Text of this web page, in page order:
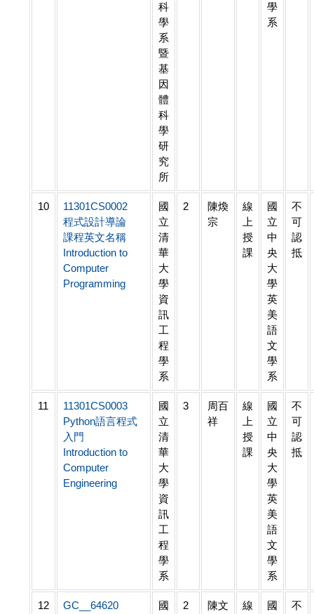
科
學
系
暨
基
因
體
科
學
研
究
所
學
系
10
11301CS0002
程式設計導論
課程英文名稱
Introduction to
Computer
Programming
國
立
清
華
大
學
資
訊
工
程
學
系
2
陳煥
宗
線
上
授
課
國
立
中
央
大
學
英
美
語
文
學
系
不
可
認
抵
11
11301CS0003
Python語言程式
入門
Introduction to
Computer
Engineering
國
立
清
華
大
學
資
訊
工
程
學
系
3
周百
祥
線
上
授
課
國
立
中
央
大
學
英
美
語
文
學
系
不
可
認
抵
12
GC__64620
國
2
陳文
線
國
不